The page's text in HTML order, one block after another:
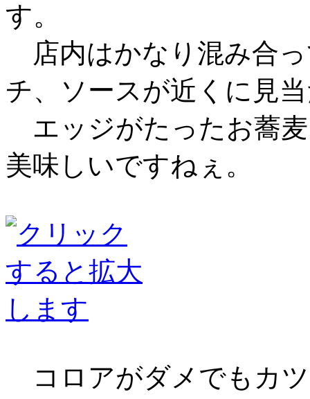
す。
店内はかなり混み合
チ、ソースが近くに見
エッジがたったお蕎
美味しいですねぇ。
コロアがダメでもカ